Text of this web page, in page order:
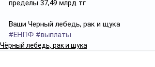
пределы 37,49 млрд тг
Ваши Черный лебедь, рак и щука
#ЕНПФ #выплаты
Чёрный лебедь, рак и щука